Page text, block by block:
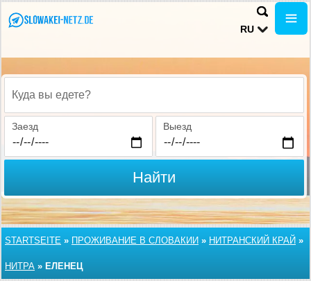
RU
Куда вы едете?
Заезд Выезд
Найти
STARTSEITE » ПРОЖИВАНИЕ В СЛОВАКИИ » НИТРАНСКИЙ КРАЙ »
НИТРА » ЕЛЕНЕЦ